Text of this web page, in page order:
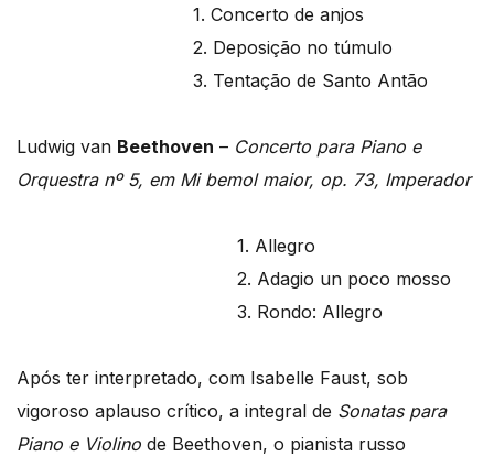
1. Concerto de anjos
2. Deposição no túmulo
3. Tentação de Santo Antão
Ludwig van Beethoven – Concerto para Piano e
Orquestra nº 5, em Mi bemol maior, op. 73, Imperador
1. Allegro
2. Adagio un poco mosso
3. Rondo: Allegro
Após ter interpretado, com Isabelle Faust, sob
vigoroso aplauso crítico, a integral de Sonatas para
Piano e Violino de Beethoven, o pianista russo